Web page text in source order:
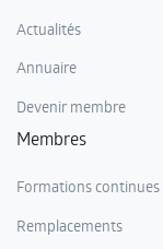
Actualités
Annuaire
Devenir membre
Membres
Formations continues
Remplacements